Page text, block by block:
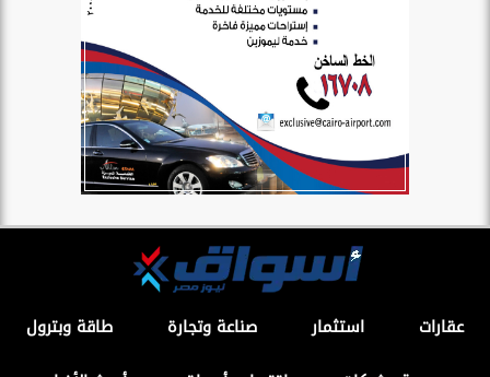
عقارات استثمار صناعة وتجارة
طاقة وبترول